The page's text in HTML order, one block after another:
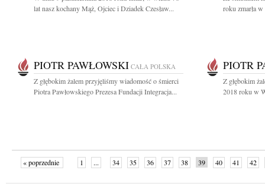
lat nasz kochany Mąż, Ojciec i Dziadek Czesław...
roku zmarła
PIOTR PAWŁOWSKI CAŁA POLSKA
Z głębokim żalem przyjęliśmy wiadomość o śmierci
Piotra Pawłowskiego Prezesa Fundacji Integracja...
PIOTR
Z głębokim
2018 roku w
« poprzednie 1 ... 34 35 36 37 38 39 40 41
42